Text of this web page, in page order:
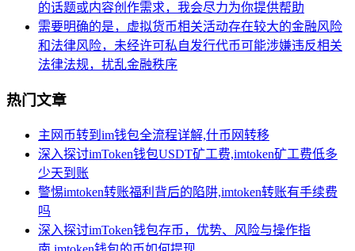
的话题或内容创作需求，我会尽力为你提供帮助
需要明确的是，虚拟货币相关活动存在较大的金融风险
和法律风险，未经许可私自发行代币可能涉嫌违反相关
法律法规，扰乱金融秩序
热门文章
主网币转到im钱包全流程详解,什币网转移
深入探讨imToken钱包USDT矿工费,imtoken矿工费低多
少天到账
警惕imtoken转账福利背后的陷阱,imtoken转账有手续费
吗
深入探讨imToken钱包存币，优势、风险与操作指